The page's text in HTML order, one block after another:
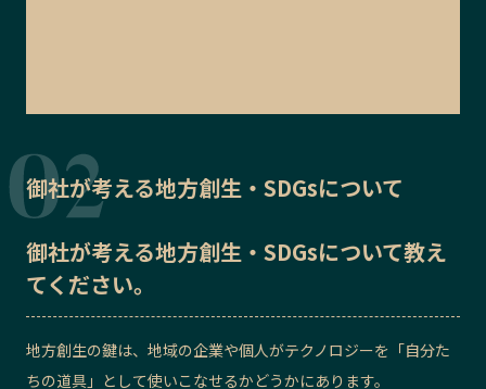
御社が考える地方創生・SDGsについて
御社が考える地方創生・SDGsについて教え
てください。
地方創生の鍵は、地域の企業や個人がテクノロジーを「自分た
ちの道具」として使いこなせるかどうかにあります。